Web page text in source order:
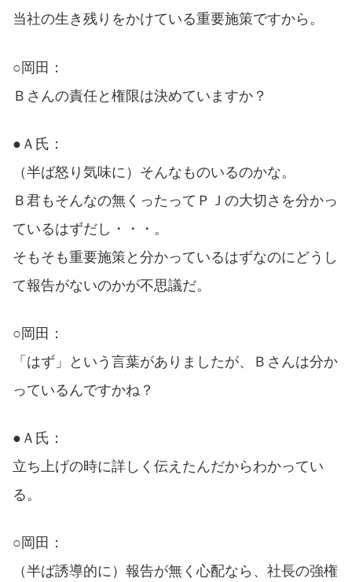
当社の生き残りをかけている重要施策ですから。
○岡田：
Ｂさんの責任と権限は決めていますか？
●Ａ氏：
（半ば怒り気味に）そんなものいるのかな。
Ｂ君もそんなの無くったってＰＪの大切さを分かっ
ているはずだし・・・。
そもそも重要施策と分かっているはずなのにどうし
て報告がないのかが不思議だ。
○岡田：
「はず」という言葉がありましたが、Ｂさんは分か
っているんですかね？
●Ａ氏：
立ち上げの時に詳しく伝えたんだからわかってい
る。
○岡田：
（半ば誘導的に）報告が無く心配なら、社長の強権